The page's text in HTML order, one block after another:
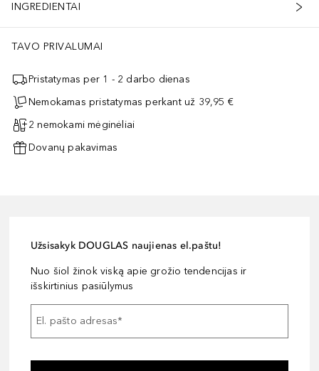
INGREDIENTAI
TAVO PRIVALUMAI
Pristatymas per 1 - 2 darbo dienas
Nemokamas pristatymas perkant už 39,95 €
2 nemokami mėginėliai
Dovanų pakavimas
Užsisakyk DOUGLAS naujienas el.paštu!
Nuo šiol žinok viską apie grožio tendencijas ir
išskirtinius pasiūlymus
El. pašto adresas*